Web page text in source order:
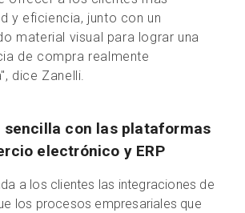
y eficiencia, junto con un
material visual para lograr una
de compra realmente
dice Zanelli.
sencilla con las plataformas
electrónico y ERP
a los clientes las integraciones de
los procesos empresariales que